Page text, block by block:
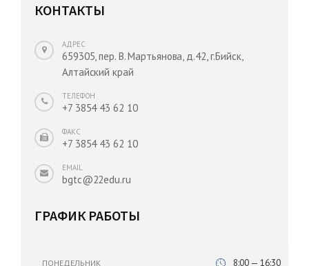
КОНТАКТЫ
АДРЕС
659305, пер. В. Мартьянова, д.42, г.Бийск,
Алтайский край
ТЕЛЕФОН
+7 3854 43 62 10
ФАКС
+7 3854 43 62 10
EMAIL
bgtc@22edu.ru
ГРАФИК РАБОТЫ
ПОНЕДЕЛЬНИК 8:00 — 16:30